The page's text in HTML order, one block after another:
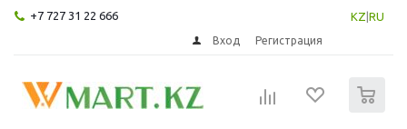
+7 727 31 22 666 KZ RU
Вход Регистрация